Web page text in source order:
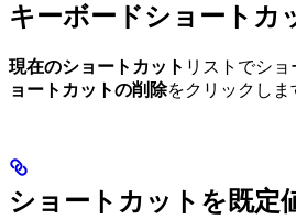
キーボードショートカ
現在のショートカット リストでショ
ョートカットの削除をクリックしま
ショートカットを既定